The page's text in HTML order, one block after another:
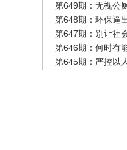
第649期：无视公
第648期：环保逼
第647期：别让社
第646期：何时有
第645期：严控以